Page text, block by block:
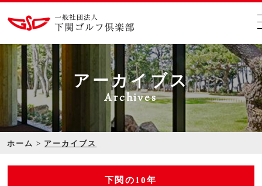
アーカイブス
Archives
ホーム アーカイブス
下関の10年